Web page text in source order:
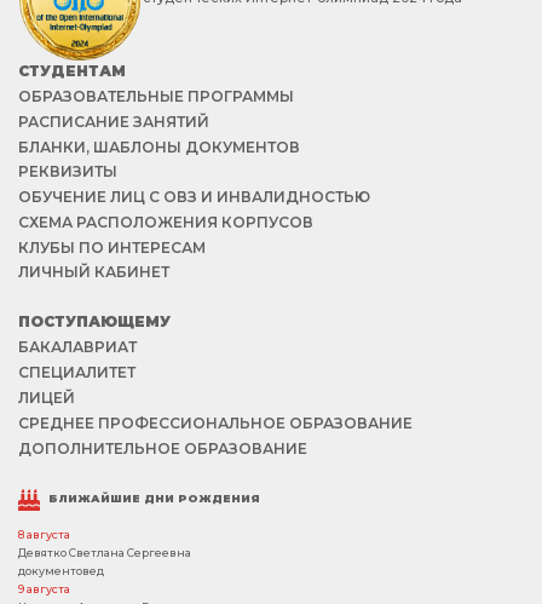
СТУДЕНТАМ
ОБРАЗОВАТЕЛЬНЫЕ ПРОГРАММЫ
РАСПИСАНИЕ ЗАНЯТИЙ
БЛАНКИ, ШАБЛОНЫ ДОКУМЕНТОВ
РЕКВИЗИТЫ
ОБУЧЕНИЕ ЛИЦ С ОВЗ И ИНВАЛИДНОСТЬЮ
СХЕМА РАСПОЛОЖЕНИЯ КОРПУСОВ
КЛУБЫ ПО ИНТЕРЕСАМ
ЛИЧНЫЙ КАБИНЕТ
ПОСТУПАЮЩЕМУ
БАКАЛАВРИАТ
СПЕЦИАЛИТЕТ
ЛИЦЕЙ
СРЕДНЕЕ ПРОФЕССИОНАЛЬНОЕ ОБРАЗОВАНИЕ
ДОПОЛНИТЕЛЬНОЕ ОБРАЗОВАНИЕ
БЛИЖАЙШИЕ ДНИ РОЖДЕНИЯ
8 августа
Девятко Светлана Сергеевна
документовед
9 августа